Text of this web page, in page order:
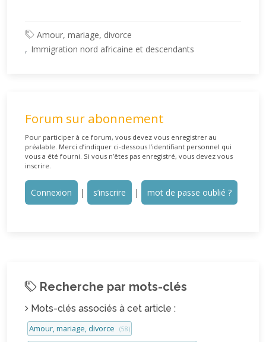
Amour, mariage, divorce
Immigration nord africaine et descendants
Forum sur abonnement
Pour participer à ce forum, vous devez vous enregistrer au
préalable. Merci d’indiquer ci-dessous l’identifiant personnel qui
vous a été fourni. Si vous n’êtes pas enregistré, vous devez vous
inscrire.
Connexion | s’inscrire | mot de passe oublié ?
Recherche par mots-clés
Mots-clés associés à cet article :
Amour, mariage, divorce (58)